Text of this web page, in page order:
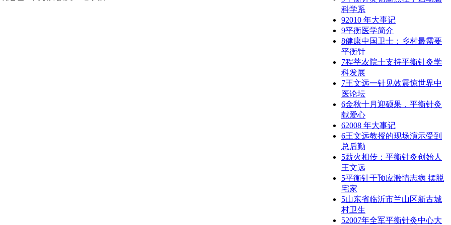
科学系
92010 年大事记
9平衡医学简介
8健康中国卫士：乡村最需要
平衡针
7程莘农院士支持平衡针灸学
科发展
7王文远一针见效震惊世界中
医论坛
6金秋十月迎硕果，平衡针灸
献爱心
62008 年大事记
6王文远教授的现场演示受到
总后勤
5薪火相传：平衡针灸创始人
王文远
5平衡针干预应激情志病 摆脱
宅家
5山东省临沂市兰山区新古城
村卫生
52007年全军平衡针灸中心大